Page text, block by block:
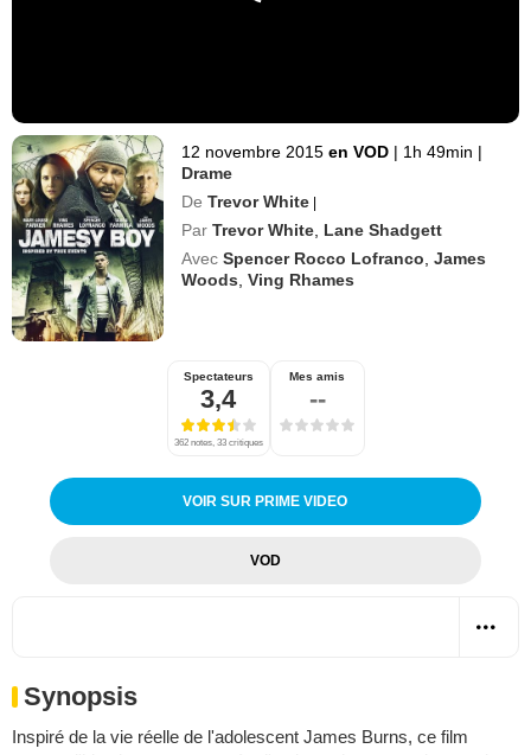
12 novembre 2015 en VOD | 1h 49min |
Drame
De Trevor White |
Par Trevor White Lane Shadgett
Avec Spencer Rocco Lofranco ,James
Woods ,Ving Rhames
Spectateurs
3,4
362 notes, 33 critiques
Mes amis
--
VOIR SUR PRIME VIDEO
VOD
Synopsis
Inspiré de la vie réelle de l'adolescent James Burns, ce film